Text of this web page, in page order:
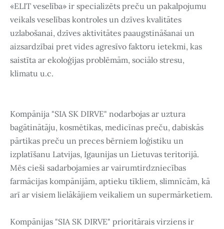
«ELIT veselība» ir specializēts preču un pakalpojumu
veikals veselības kontroles un dzīves kvalitātes
uzlabošanai, dzīves aktivitātes paaugstināšanai un
aizsardzībai pret vides agresīvo faktoru ietekmi, kas
saistīta ar ekoloģijas problēmām, sociālo stresu,
klimatu u.c.
Kompānija "SIA SK DIRVE" nodarbojas ar uztura
bagātinātāju, kosmētikas, medicīnas preču, dabiskās
pārtikas preču un preces bērniem loģistiku un
izplatīšanu Latvijas, Igaunijas un Lietuvas teritorijā.
Mēs cieši sadarbojamies ar vairumtirdzniecības
farmācijas kompānijām, aptieku tīkliem, slimnīcām, kā
arī ar visiem lielākājiem veikaliem un supermārketiem.
Kompānijas "SIA SK DIRVE" prioritārais virziens ir